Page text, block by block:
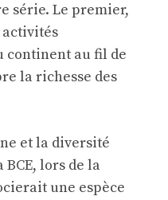
série. Le premier,
activités
continent au fil de
la richesse des
et la diversité
lors de la
une espèce